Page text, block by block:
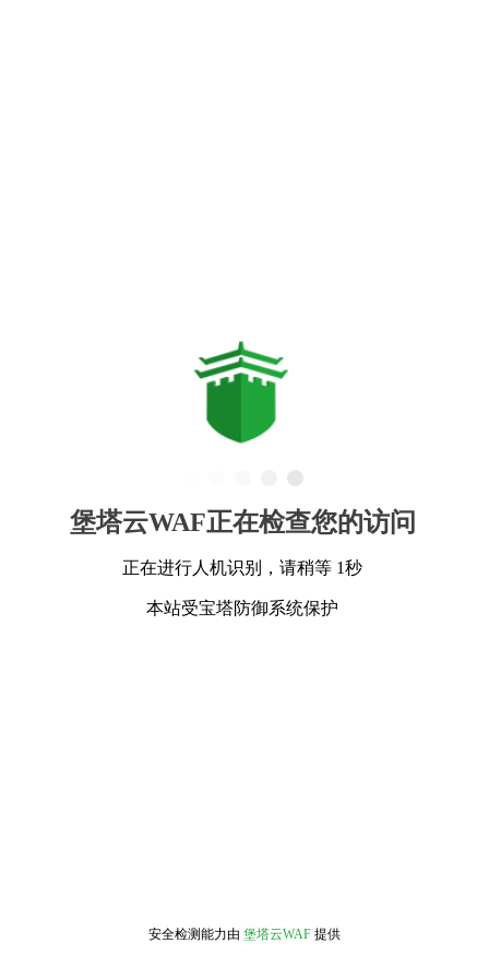
堡塔云WAF正在检查您的访问
正在进行人机识别，请稍等 1秒
本站受宝塔防御系统保护
安全检测能力由 堡塔云WAF 提供